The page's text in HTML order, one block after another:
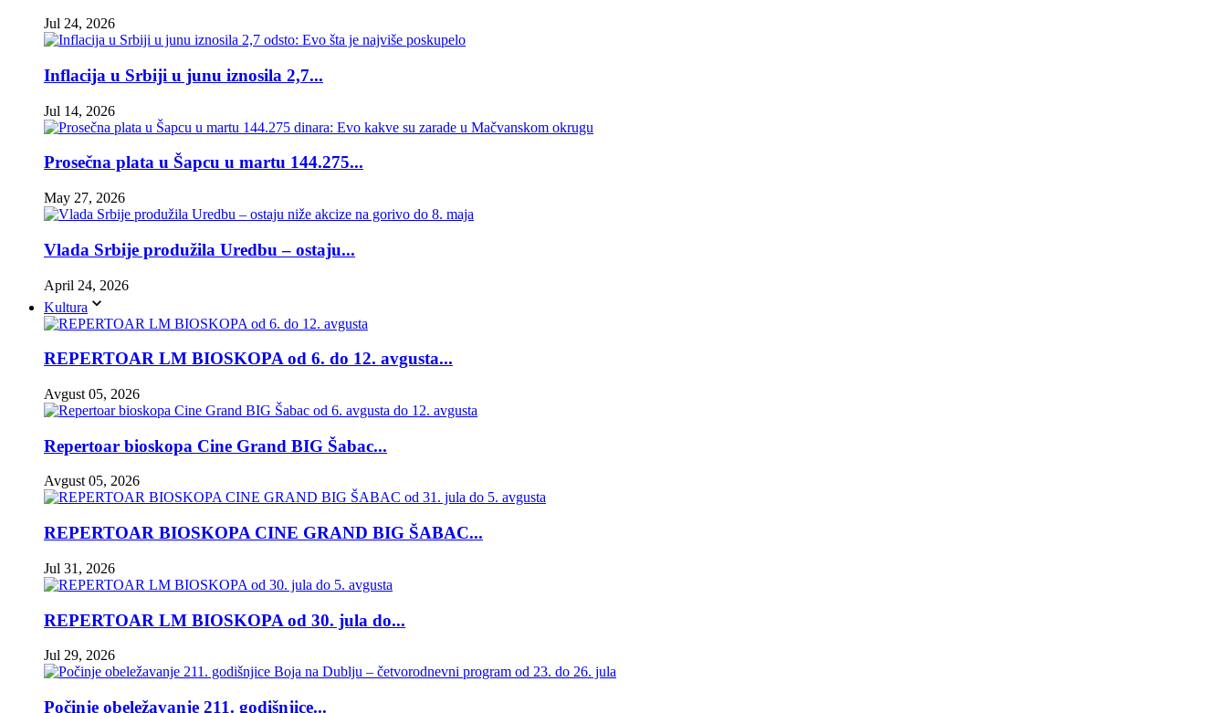
Jul 24, 2026
Inflacija u Srbiji u junu iznosila 2,7...
Jul 14, 2026
Prosečna plata u Šapcu u martu 144.275...
May 27, 2026
Vlada Srbije produžila Uredbu – ostaju...
April 24, 2026
Kultura
REPERTOAR LM BIOSKOPA od 6. do 12. avgusta...
Avgust 05, 2026
Repertoar bioskopa Cine Grand BIG Šabac...
Avgust 05, 2026
REPERTOAR BIOSKOPA CINE GRAND BIG ŠABAC...
Jul 31, 2026
REPERTOAR LM BIOSKOPA od 30. jula do...
Jul 29, 2026
Počinje obeležavanje 211. godišnjice...